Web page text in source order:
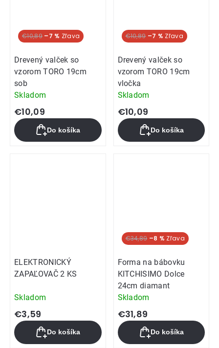
€10,89 –7 %
Drevený valček so
vzorom TORO 19cm
sob
Skladom
€10,09
Do košíka
€10,89 –7 %
Drevený valček so
vzorom TORO 19cm
vločka
Skladom
€10,09
Do košíka
ELEKTRONICKÝ
ZAPAĽOVAČ 2 KS
Skladom
€3,59
Do košíka
€34,89 –8 %
Forma na bábovku
KITCHISIMO Dolce
24cm diamant
Skladom
€31,89
Do košíka